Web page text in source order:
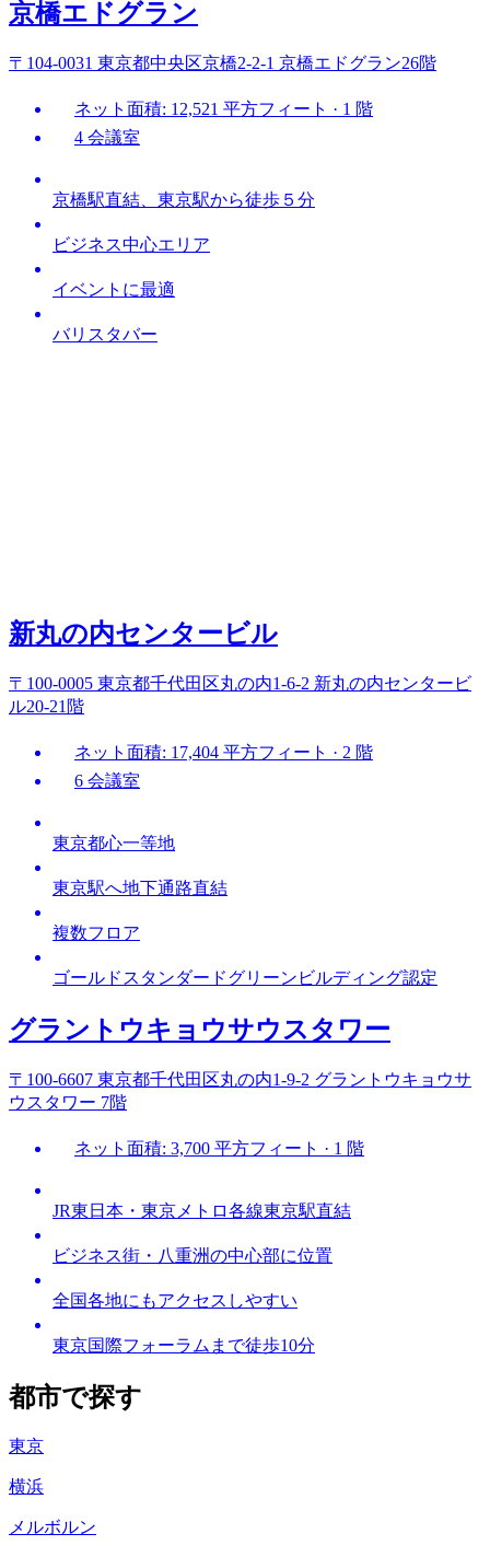
京橋エドグラン
〒104-0031 東京都中央区京橋2-2-1 京橋エドグラン26階
ネット面積: 12,521 平方フィート · 1 階
4 会議室
京橋駅直結、東京駅から徒歩５分
ビジネス中心エリア
イベントに最適
バリスタバー
新丸の内センタービル
〒100-0005 東京都千代田区丸の内1-6-2 新丸の内センタービ
ル20-21階
ネット面積: 17,404 平方フィート · 2 階
6 会議室
東京都心一等地
東京駅へ地下通路直結
複数フロア
ゴールドスタンダードグリーンビルディング認定
グラントウキョウサウスタワー
〒100-6607 東京都千代田区丸の内1-9-2 グラントウキョウサ
ウスタワー 7階
ネット面積: 3,700 平方フィート · 1 階
JR東日本・東京メトロ各線東京駅直結
ビジネス街・八重洲の中心部に位置
全国各地にもアクセスしやすい
東京国際フォーラムまで徒歩10分
都市で探す
東京
横浜
メルボルン